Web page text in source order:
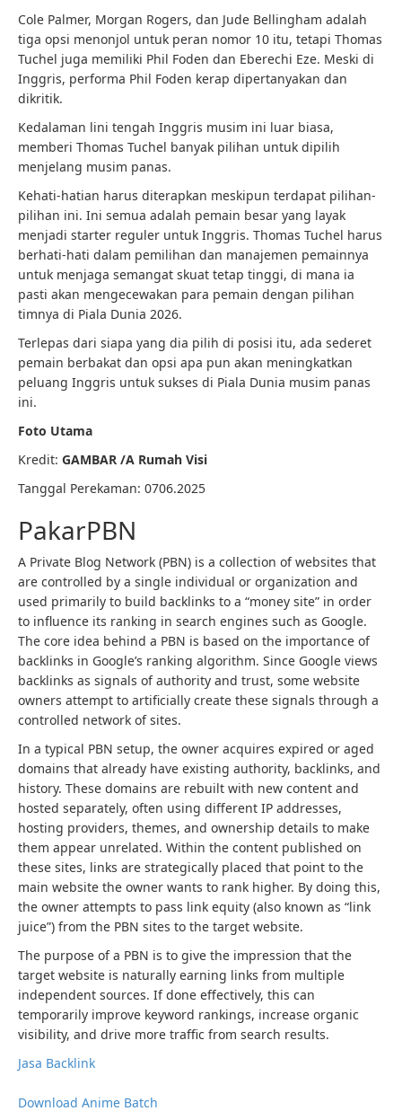
Cole Palmer, Morgan Rogers, dan Jude Bellingham adalah
tiga opsi menonjol untuk peran nomor 10 itu, tetapi Thomas
Tuchel juga memiliki Phil Foden dan Eberechi Eze. Meski di
Inggris, performa Phil Foden kerap dipertanyakan dan
dikritik.
Kedalaman lini tengah Inggris musim ini luar biasa,
memberi Thomas Tuchel banyak pilihan untuk dipilih
menjelang musim panas.
Kehati-hatian harus diterapkan meskipun terdapat pilihan-
pilihan ini. Ini semua adalah pemain besar yang layak
menjadi starter reguler untuk Inggris. Thomas Tuchel harus
berhati-hati dalam pemilihan dan manajemen pemainnya
untuk menjaga semangat skuat tetap tinggi, di mana ia
pasti akan mengecewakan para pemain dengan pilihan
timnya di Piala Dunia 2026.
Terlepas dari siapa yang dia pilih di posisi itu, ada sederet
pemain berbakat dan opsi apa pun akan meningkatkan
peluang Inggris untuk sukses di Piala Dunia musim panas
ini.
Foto Utama
Kredit: GAMBAR /A Rumah Visi
Tanggal Perekaman: 0706.2025
PakarPBN
A Private Blog Network (PBN) is a collection of websites that
are controlled by a single individual or organization and
used primarily to build backlinks to a “money site” in order
to influence its ranking in search engines such as Google.
The core idea behind a PBN is based on the importance of
backlinks in Google’s ranking algorithm. Since Google views
backlinks as signals of authority and trust, some website
owners attempt to artificially create these signals through a
controlled network of sites.
In a typical PBN setup, the owner acquires expired or aged
domains that already have existing authority, backlinks, and
history. These domains are rebuilt with new content and
hosted separately, often using different IP addresses,
hosting providers, themes, and ownership details to make
them appear unrelated. Within the content published on
these sites, links are strategically placed that point to the
main website the owner wants to rank higher. By doing this,
the owner attempts to pass link equity (also known as “link
juice”) from the PBN sites to the target website.
The purpose of a PBN is to give the impression that the
target website is naturally earning links from multiple
independent sources. If done effectively, this can
temporarily improve keyword rankings, increase organic
visibility, and drive more traffic from search results.
Jasa Backlink
Download Anime Batch